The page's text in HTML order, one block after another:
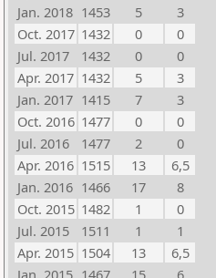
Jan. 2018 1453 5
3
Oct. 2017 1432 0
0
Jul. 2017
1432 0
0
Apr. 2017 1432 5
3
Jan. 2017 1415 7
3
Oct. 2016 1477 0
0
Jul. 2016
1477 2
0
Apr. 2016 1515 13
6,5
Jan. 2016 1466 17
8
Oct. 2015 1482 1
0
Jul. 2015
1511 1
1
Apr. 2015 1504 13
6,5
Jan. 2015 1467 15
6